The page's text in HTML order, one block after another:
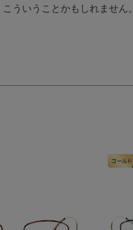
ういうことかもしれません。